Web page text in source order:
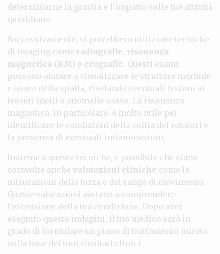
determinarne la gravità e l’impatto sulle tue attività
quotidiane.
Successivamente, si potrebbero utilizzare tecniche
di imaging come radiografie, risonanza
magnetica (RM) o ecografie. Questi esami
possono aiutare a visualizzare le strutture morbide
e ossee della spalla, rivelando eventuali lesioni ai
tessuti molli o anomalie ossee. La risonanza
magnetica, in particolare, è molto utile per
identificare le condizioni della cuffia dei rotatori e
la presenza di eventuali infiammazioni.
Insieme a queste tecniche, è possibile che siano
coinvolte anche valutazioni cliniche come le
misurazioni della forza e dei range di movimento.
Queste valutazioni aiutano a comprendere
l’estensione della tua condizione. Dopo aver
eseguito queste indagini, il tuo medico sarà in
grado di formulare un piano di trattamento mirato
sulla base dei tuoi risultati clinici.